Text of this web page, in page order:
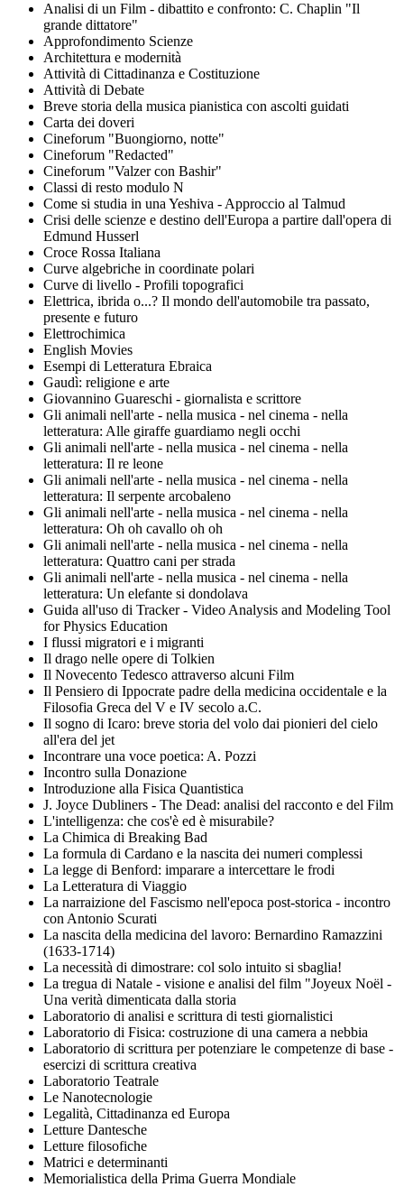
Analisi di un Film - dibattito e confronto: C. Chaplin "Il
grande dittatore"
Approfondimento Scienze
Architettura e modernità
Attività di Cittadinanza e Costituzione
Attività di Debate
Breve storia della musica pianistica con ascolti guidati
Carta dei doveri
Cineforum "Buongiorno, notte"
Cineforum "Redacted"
Cineforum "Valzer con Bashir"
Classi di resto modulo N
Come si studia in una Yeshiva - Approccio al Talmud
Crisi delle scienze e destino dell'Europa a partire dall'opera di
Edmund Husserl
Croce Rossa Italiana
Curve algebriche in coordinate polari
Curve di livello - Profili topografici
Elettrica, ibrida o...? Il mondo dell'automobile tra passato,
presente e futuro
Elettrochimica
English Movies
Esempi di Letteratura Ebraica
Gaudì: religione e arte
Giovannino Guareschi - giornalista e scrittore
Gli animali nell'arte - nella musica - nel cinema - nella
letteratura: Alle giraffe guardiamo negli occhi
Gli animali nell'arte - nella musica - nel cinema - nella
letteratura: Il re leone
Gli animali nell'arte - nella musica - nel cinema - nella
letteratura: Il serpente arcobaleno
Gli animali nell'arte - nella musica - nel cinema - nella
letteratura: Oh oh cavallo oh oh
Gli animali nell'arte - nella musica - nel cinema - nella
letteratura: Quattro cani per strada
Gli animali nell'arte - nella musica - nel cinema - nella
letteratura: Un elefante si dondolava
Guida all'uso di Tracker - Video Analysis and Modeling Tool
for Physics Education
I flussi migratori e i migranti
Il drago nelle opere di Tolkien
Il Novecento Tedesco attraverso alcuni Film
Il Pensiero di Ippocrate padre della medicina occidentale e la
Filosofia Greca del V e IV secolo a.C.
Il sogno di Icaro: breve storia del volo dai pionieri del cielo
all'era del jet
Incontrare una voce poetica: A. Pozzi
Incontro sulla Donazione
Introduzione alla Fisica Quantistica
J. Joyce Dubliners - The Dead: analisi del racconto e del Film
L'intelligenza: che cos'è ed è misurabile?
La Chimica di Breaking Bad
La formula di Cardano e la nascita dei numeri complessi
La legge di Benford: imparare a intercettare le frodi
La Letteratura di Viaggio
La narraizione del Fascismo nell'epoca post-storica - incontro
con Antonio Scurati
La nascita della medicina del lavoro: Bernardino Ramazzini
(1633-1714)
La necessità di dimostrare: col solo intuito si sbaglia!
La tregua di Natale - visione e analisi del film "Joyeux Noël -
Una verità dimenticata dalla storia
Laboratorio di analisi e scrittura di testi giornalistici
Laboratorio di Fisica: costruzione di una camera a nebbia
Laboratorio di scrittura per potenziare le competenze di base -
esercizi di scrittura creativa
Laboratorio Teatrale
Le Nanotecnologie
Legalità, Cittadinanza ed Europa
Letture Dantesche
Letture filosofiche
Matrici e determinanti
Memorialistica della Prima Guerra Mondiale